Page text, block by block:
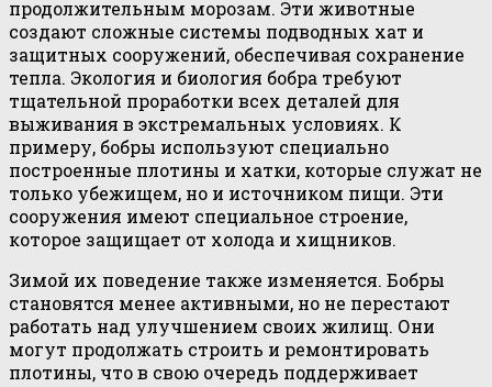
продолжительным морозам. Эти животные
создают сложные системы подводных хат и
защитных сооружений, обеспечивая сохранение
тепла. Экология и биология бобра требуют
тщательной проработки всех деталей для
выживания в экстремальных условиях. К
примеру, бобры используют специально
построенные плотины и хатки, которые служат не
только убежищем, но и источником пищи. Эти
сооружения имеют специальное строение,
которое защищает от холода и хищников.
Зимой их поведение также изменяется. Бобры
становятся менее активными, но не перестают
работать над улучшением своих жилищ. Они
могут продолжать строить и ремонтировать
плотины, что в свою очередь поддерживает